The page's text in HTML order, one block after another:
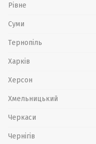
Рівне
Суми
Тернопіль
Харків
Херсон
Хмельницький
Черкаси
Чернігів